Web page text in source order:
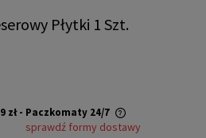
Płytki 1 Szt.
zł - Paczkomaty 24/7
sprawdź formy dostawy